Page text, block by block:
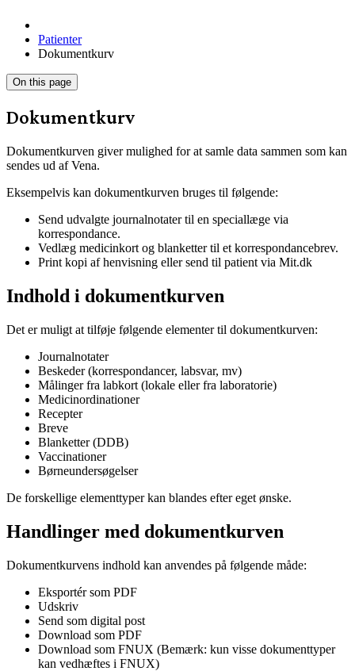
Patienter
Dokumentkurv
On this page
Dokumentkurv
Dokumentkurven giver mulighed for at samle data sammen som kan
sendes ud af Vena.
Eksempelvis kan dokumentkurven bruges til følgende:
Send udvalgte journalnotater til en speciallæge via
korrespondance.
Vedlæg medicinkort og blanketter til et korrespondancebrev.
Print kopi af henvisning eller send til patient via Mit.dk
Indhold i dokumentkurven
Det er muligt at tilføje følgende elementer til dokumentkurven:
Journalnotater
Beskeder (korrespondancer, labsvar, mv)
Målinger fra labkort (lokale eller fra laboratorie)
Medicinordinationer
Recepter
Breve
Blanketter (DDB)
Vaccinationer
Børneundersøgelser
De forskellige elementtyper kan blandes efter eget ønske.
Handlinger med dokumentkurven
Dokumentkurvens indhold kan anvendes på følgende måde:
Eksportér som PDF
Udskriv
Send som digital post
Download som PDF
Download som FNUX (Bemærk: kun visse dokumenttyper
kan vedhæftes i FNUX)